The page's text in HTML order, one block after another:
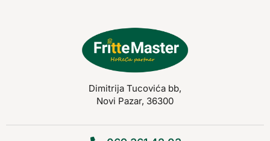
Dimitrija Tucovića bb,
Novi Pazar, 36300